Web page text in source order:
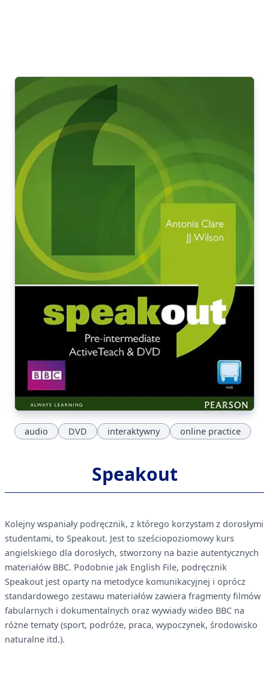
audio DVD interaktywny online practice
Speakout
Kolejny wspaniały podręcznik, z którego korzystam z dorosłymi
studentami, to Speakout. Jest to sześciopoziomowy kurs
angielskiego dla dorosłych, stworzony na bazie autentycznych
materiałów BBC. Podobnie jak English File, podręcznik
Speakout jest oparty na metodyce komunikacyjnej i oprócz
standardowego zestawu materiałów zawiera fragmenty filmów
fabularnych i dokumentalnych oraz wywiady wideo BBC na
różne tematy (sport, podróże, praca, wypoczynek, środowisko
naturalne itd.).